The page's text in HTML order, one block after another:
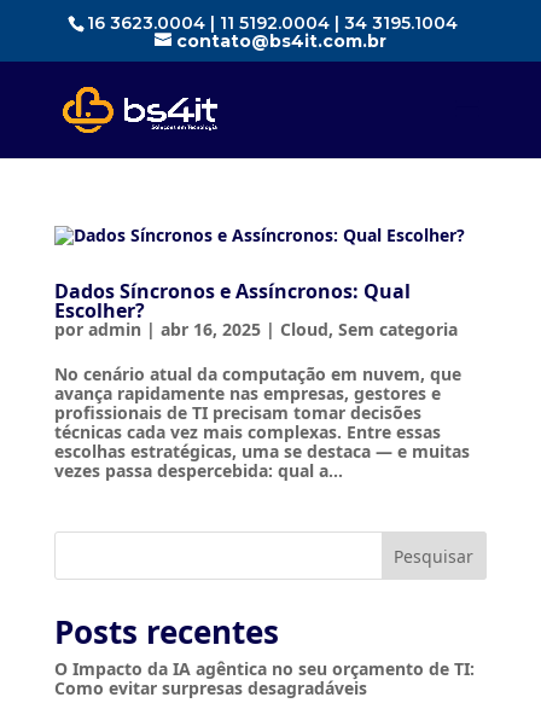
16 3623.0004 | 11 5192.0004 | 34 3195.1004
contato@bs4it.com.br
Dados Síncronos e Assíncronos: Qual
Escolher?
por admin | abr 16, 2025| Cloud, Sem categoria
No cenário atual da computação em nuvem, que
avança rapidamente nas empresas, gestores e
profissionais de TI precisam tomar decisões
técnicas cada vez mais complexas. Entre essas
escolhas estratégicas, uma se destaca — e muitas
vezes passa despercebida: qual a...
Pesquisar
Posts recentes
O Impacto da IA agêntica no seu orçamento de TI:
Como evitar surpresas desagradáveis